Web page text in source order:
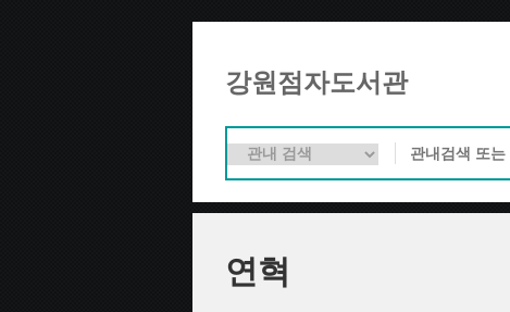
강원점자도서관
연혁